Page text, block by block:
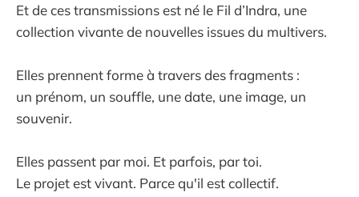
Et de ces transmissions est né le Fil d’Indra, une
collection vivante de nouvelles issues du multivers.
Elles prennent forme à travers des fragments :
un prénom, un souffle, une date, une image, un
souvenir.
Elles passent par moi. Et parfois, par toi.
Le projet est vivant. Parce qu'il est collectif.